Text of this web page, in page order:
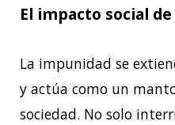
El impacto social
La impunidad se
y actúa como un
sociedad. No solo